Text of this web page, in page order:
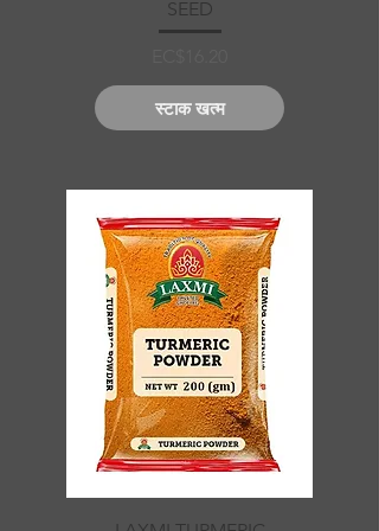
SEED
स्टाक खत्म